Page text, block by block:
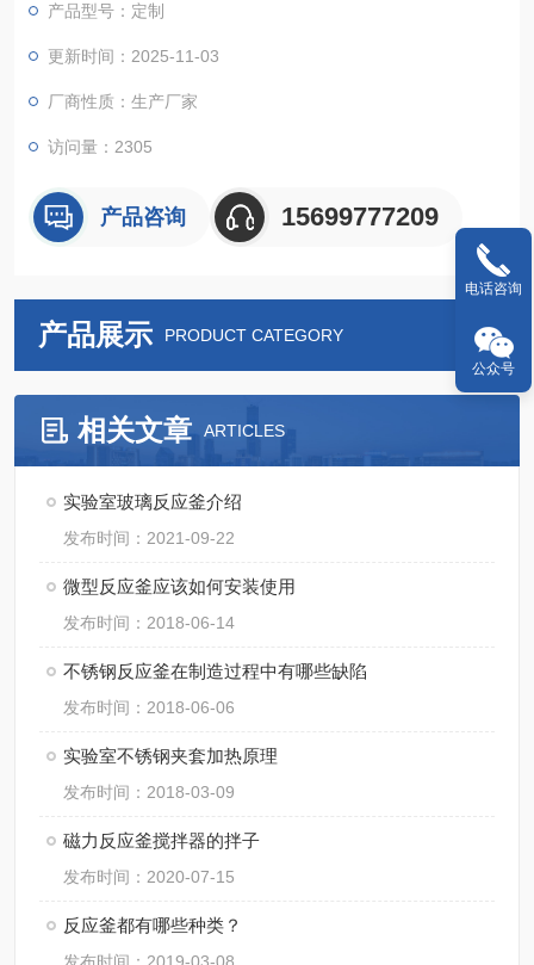
过程进样口等。
产品型号：定制
更新时间：2025-11-03
厂商性质：生产厂家
访问量：2305
产品咨询 15699777209
产品展示 PRODUCT CATEGORY
相关文章 ARTICLES
实验室玻璃反应釜介绍
发布时间：2021-09-22
微型反应釜应该如何安装使用
发布时间：2018-06-14
不锈钢反应釜在制造过程中有哪些缺陷
发布时间：2018-06-06
实验室不锈钢夹套加热原理
发布时间：2018-03-09
磁力反应釜搅拌器的拌子
发布时间：2020-07-15
反应釜都有哪些种类？
电话咨询
公众号